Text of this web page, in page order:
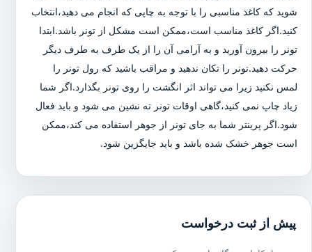
شوید که کاغذ مناسبی را با توجه به چاپی که انجام می دهید،انتخاب
کنید.اگر کاغذ مناسب است،ممکن است مشکل از تونر باشد.ابتدا
تونر را بیرون آورید و به آرامی آن را از یک طرف به طرف دیگر
حرکت دهید.تونر را تکان ندهید و مراقب باشید که رول تونر را
لمس نکنید زیرا می تواند اثر انگشت را روی تونر بگذارد.اگر شما
زیاد چاپ نمی کنید،گاهی اوقات تونر ته نشین می شود و باید فعال
شود.اگر پرینتر شما به جای تونر از جوهر استفاده می کند،ممکن
است جوهر خشک شده باشد و باید جایگزین شود.
پیش از ثبت درخواست